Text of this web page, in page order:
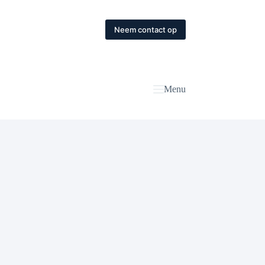
Neem contact op
Menu